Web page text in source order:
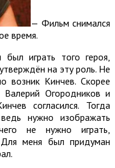
— Фильм снимался
время.
играть того героя,
на эту роль. Не
возник Кинчев. Скорее
Валерий Огородников и
согласился. Тогда
нужно изображать
не нужно играть,
меня был придуман